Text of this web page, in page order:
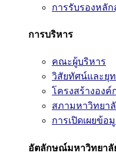
การรับรองหลัก
การบริหาร
คณะผู้บริหาร
วิสัยทัศน์และยุ
โครงสร้างองค์
สภามหาวิทยา
การเปิดเผยข้อ
อัตลักษณ์มหาวิทยาลั